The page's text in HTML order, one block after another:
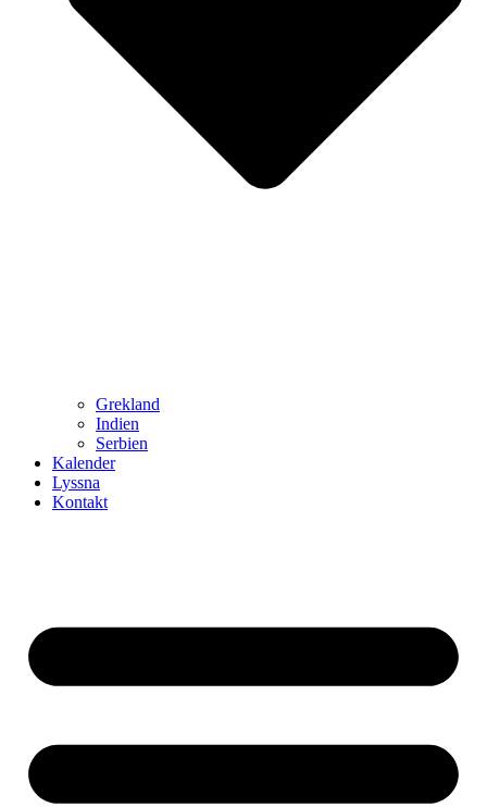
Grekland
Indien
Serbien
Kalender
Lyssna
Kontakt